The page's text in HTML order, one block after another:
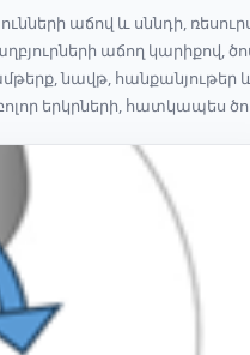
աճով և սննդի,
աճող կարիքով,
նավթ, հանքանյութեր
երկրների, հատկապես